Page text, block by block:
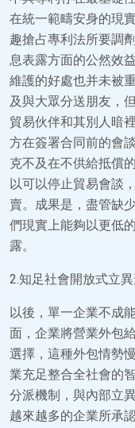
在統一範疇安身的現
趣搶占專利法所要調
息表露方面的公然效
維護的好處也并未被
及與大眾分送朋友，
貿易伙伴和其別人暗
方在簽署合同前的會
克不及在不供給抵償
以可以停止貿易會談
賣。成果是，盡管缺
們現實上能夠以更低
露。
2.知足社會開放式立
以後，單一企業不成
面，企業將營業外包
選擇，這種外包情勢
業充足整合全社會的
分派機制，與內部立
越來越多的企業所承